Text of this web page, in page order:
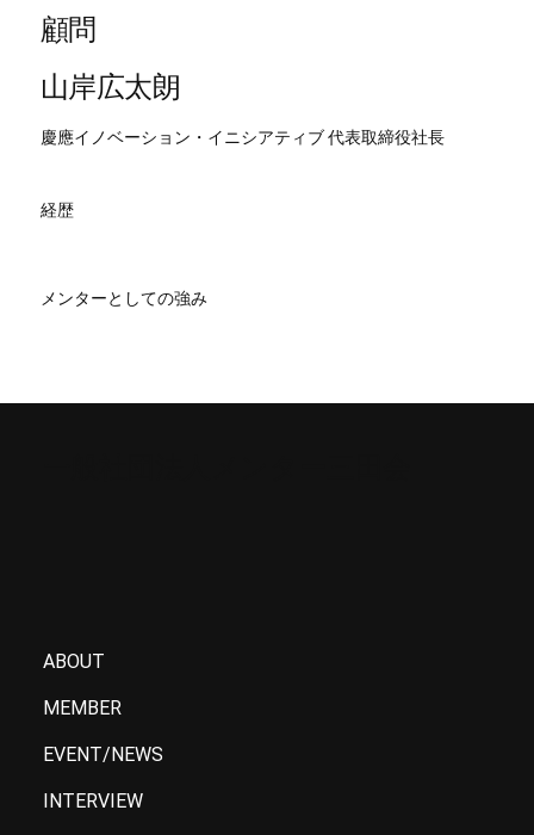
顧問
山岸広太朗
慶應イノベーション・イニシアティブ 代表取締役社長
経歴
メンターとしての強み
ABOUT
MEMBER
EVENT/NEWS
INTERVIEW